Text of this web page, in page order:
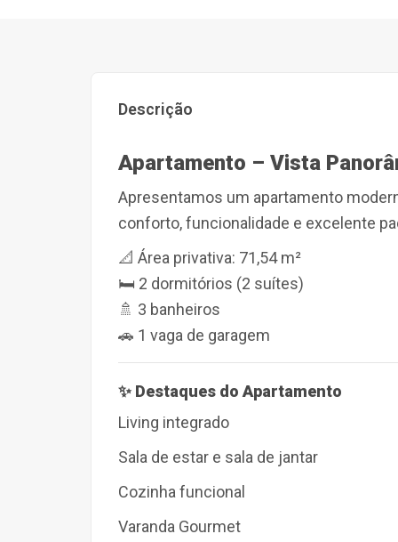
Descrição
Apartamento – Vista
Apresentamos um apartamento
conforto, funcionalidade e excelente
📐 Área privativa: 71,54 m²
🛏 2 dormitórios (2 suítes)
🚿 3 banheiros
🚗 1 vaga de garagem
✨ Destaques do Apartamento
Living integrado
Sala de estar e sala de jantar
Cozinha funcional
Varanda Gourmet